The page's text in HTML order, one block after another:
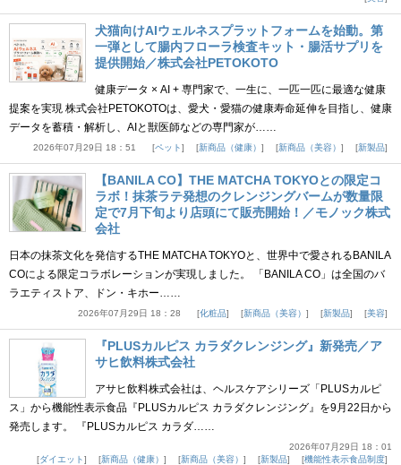
犬猫向けAIウェルネスプラットフォームを始動。第
一弾として腸内フローラ検査キット・腸活サプリを
提供開始／株式会社PETOKOTO
健康データ × AI + 専門家で、一生に、一匹一匹に最適な健康
提案を実現 株式会社PETOKOTOは、愛犬・愛猫の健康寿命延伸を目指し、健康
データを蓄積・解析し、AIと獣医師などの専門家が……
2026年07月29日 18：51 ペット 新商品（健康） 新商品（美容） 新製品
【BANILA CO】THE MATCHA TOKYOとの限定コ
ラボ！抹茶ラテ発想のクレンジングバームが数量限
定で7月下旬より店頭にて販売開始！／モノック株式
会社
日本の抹茶文化を発信するTHE MATCHA TOKYOと、世界中で愛されるBANILA
COによる限定コラボレーションが実現しました。 「BANILA CO」は全国のバ
ラエティストア、ドン・キホー……
2026年07月29日 18：28 化粧品 新商品（美容） 新製品 美容
『PLUSカルピス カラダクレンジング』新発売／ア
サヒ飲料株式会社
アサヒ飲料株式会社は、ヘルスケアシリーズ「PLUSカルピ
ス」から機能性表示食品『PLUSカルピス カラダクレンジング』を9月22日から
発売します。 『PLUSカルピス カラダ……
2026年07月29日 18：01
ダイエット
新商品（健康） 新商品（美容） 新製品
機能性表示食品制度